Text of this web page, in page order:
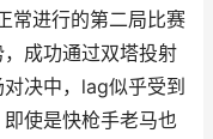
常进行的第二局比赛
成功通过双塔投射
决中，lag似乎受到
使是快枪手老马也